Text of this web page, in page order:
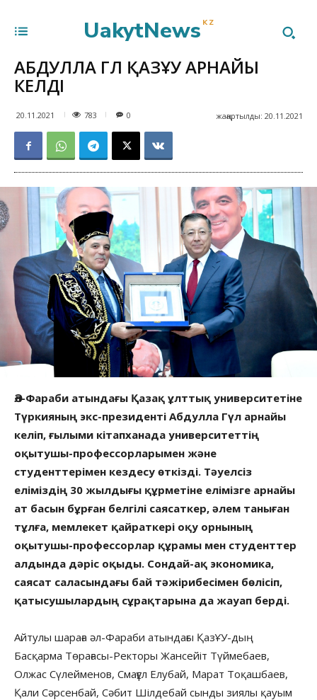
UakytNews KZ
АБДУЛЛА ГҮЛ ҚАЗҰУ АРНАЙЫ
КЕЛДІ
20.11.2021 783 жаңартылды: 20.11.2021
0
Әл-Фараби атындағы Қазақ ұлттық университетіне
Түркияның экс-президенті Абдулла Гүл арнайы
келіп, ғылыми кітапханада университеттің
оқытушы-профессорларымен және
студенттерімен кездесу өткізді. Тәуелсіз
еліміздің 30 жылдығы құрметіне елімізге арнайы
ат басын бұрған белгілі саясаткер, әлем таныған
тұлға, мемлекет қайраткері оқу орнының
оқытушы-профессорлар құрамы мен студенттер
алдында дәріс оқыды. Сондай-ақ экономика,
саясат саласындағы бай тәжірибесімен бөлісіп,
қатысушылардың сұрақтарына да жауап берді.
Айтулы шараға әл-Фараби атындағы ҚазҰУ-дың
Басқарма Төрағасы-Ректоры Жансейіт Түймебаев,
Олжас Сүлейменов, Смағұл Елубай, Марат Тоқашбаев,
Қали Сәрсенбай, Сәбит Шілдебай сынды зиялы қауым